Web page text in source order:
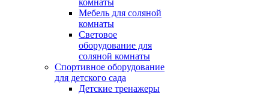
комнаты
Мебель для соляной
комнаты
Световое
оборудование для
соляной комнаты
Спортивное оборудование
для детского сада
Детские тренажеры